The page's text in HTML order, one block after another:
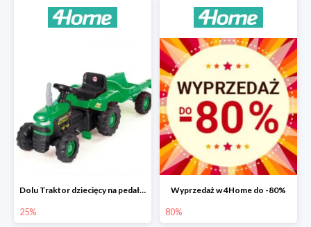
Dolu Traktor dziecięcy na pedały z przyczepką -25%
25%
Wyprzedaż w 4Home do -80%
80%